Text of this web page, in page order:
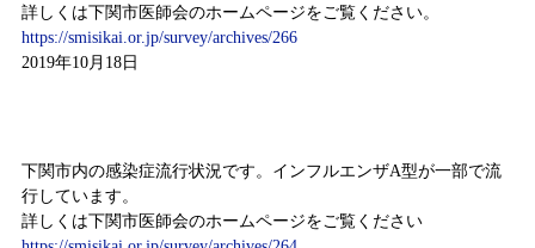
詳しくは下関市医師会のホームページをご覧ください。
https://smisikai.or.jp/survey/archives/266
2019年10月18日
下関市内の感染症流行状況です。インフルエンザA型が一部で流
行しています。
詳しくは下関市医師会のホームページをご覧ください